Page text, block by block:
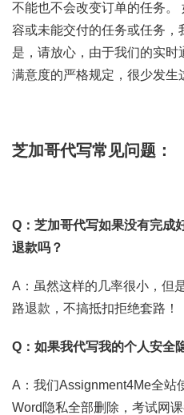
不能也不会改变订单的任务。
容或未能交付的任务或任务，
是，请放心，由于我们的实
满意度的严格规定，很少发生
芝加哥代写常见问题：
Q：芝加哥代写如果没有完成
退款吗？
A：虽然这样的几率很小，但
路退款，不搞抵扣拒绝套路！
Q：如果我代写我的个人安全
A：我们Assignment4Me全站
Word隐私全部删除，考试网